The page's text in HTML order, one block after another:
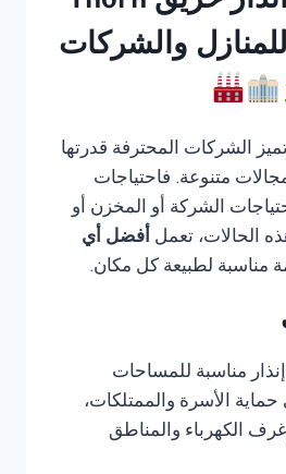
والشركات
الشركات المحترفة قدرتها
متنوعة. فاحتياجات
الشركة أو المخزن أو
الحالات، تعمل أفضل أي
مناسبة لطبيعة كل مكان.
مناسبة للمساحات
الأسرة والممتلكات،
الكهرباء والمناطق